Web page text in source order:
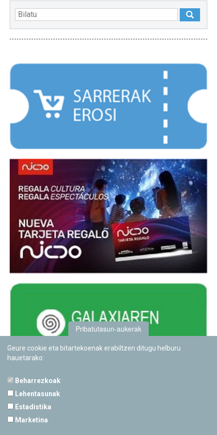
Pribatutasun-aukerak
Geure cookie eta bitartekoenak erabiltzen ditugu helburu
hauetarako:
Beharrezkoak
Lehentasunak
Estadistika
Marketina